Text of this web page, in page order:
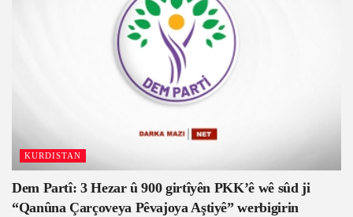
KURDISTAN
Dem Partî: 3 Hezar û 900 girtîyên PKK’ê wê sûd ji
“Qanûna Çarçoveya Pêvajoya Aştiyê” werbigirin